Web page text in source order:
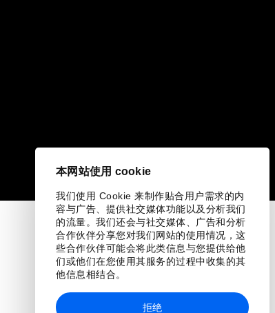
本网站使用 cookie
我们使用 Cookie 来制作贴合用户需求的内
容与广告、提供社交媒体功能以及分析我们
的流量。我们还会与社交媒体、广告和分析
合作伙伴分享您对我们网站的使用情况，这
些合作伙伴可能会将此类信息与您提供给他
们或他们在您使用其服务的过程中收集的其
他信息相结合。
拒绝